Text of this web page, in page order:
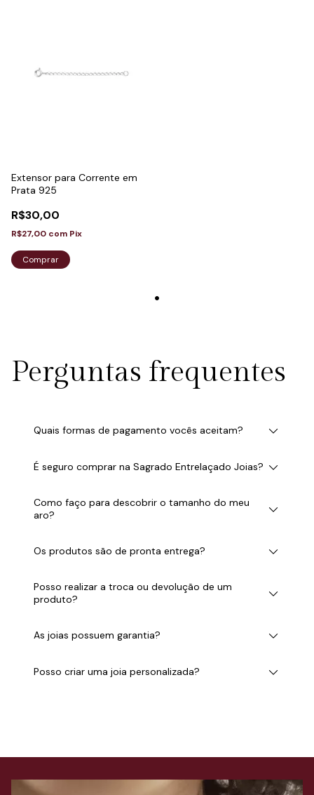
Extensor para Corrente em
Prata 925
R$30,00
R$27,00 com Pix
Perguntas frequentes
Quais formas de pagamento vocês aceitam?
É seguro comprar na Sagrado Entrelaçado Joias?
Como faço para descobrir o tamanho do meu
aro?
Os produtos são de pronta entrega?
Posso realizar a troca ou devolução de um
produto?
As joias possuem garantia?
Posso criar uma joia personalizada?